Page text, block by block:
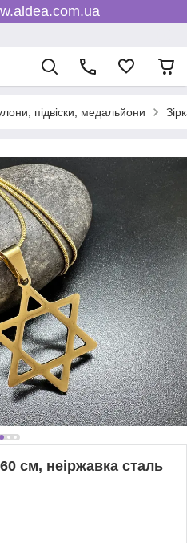
підвіски, медальйони
см, неіржавка сталь